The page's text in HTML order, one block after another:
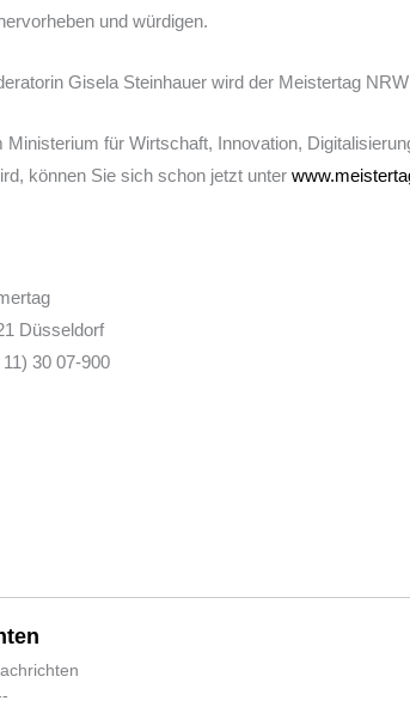
und würdigen.
Gisela Steinhauer wird der Meistertag
für Wirtschaft, Innovation,
können Sie sich schon jetzt unter
Düsseldorf
30 07-900